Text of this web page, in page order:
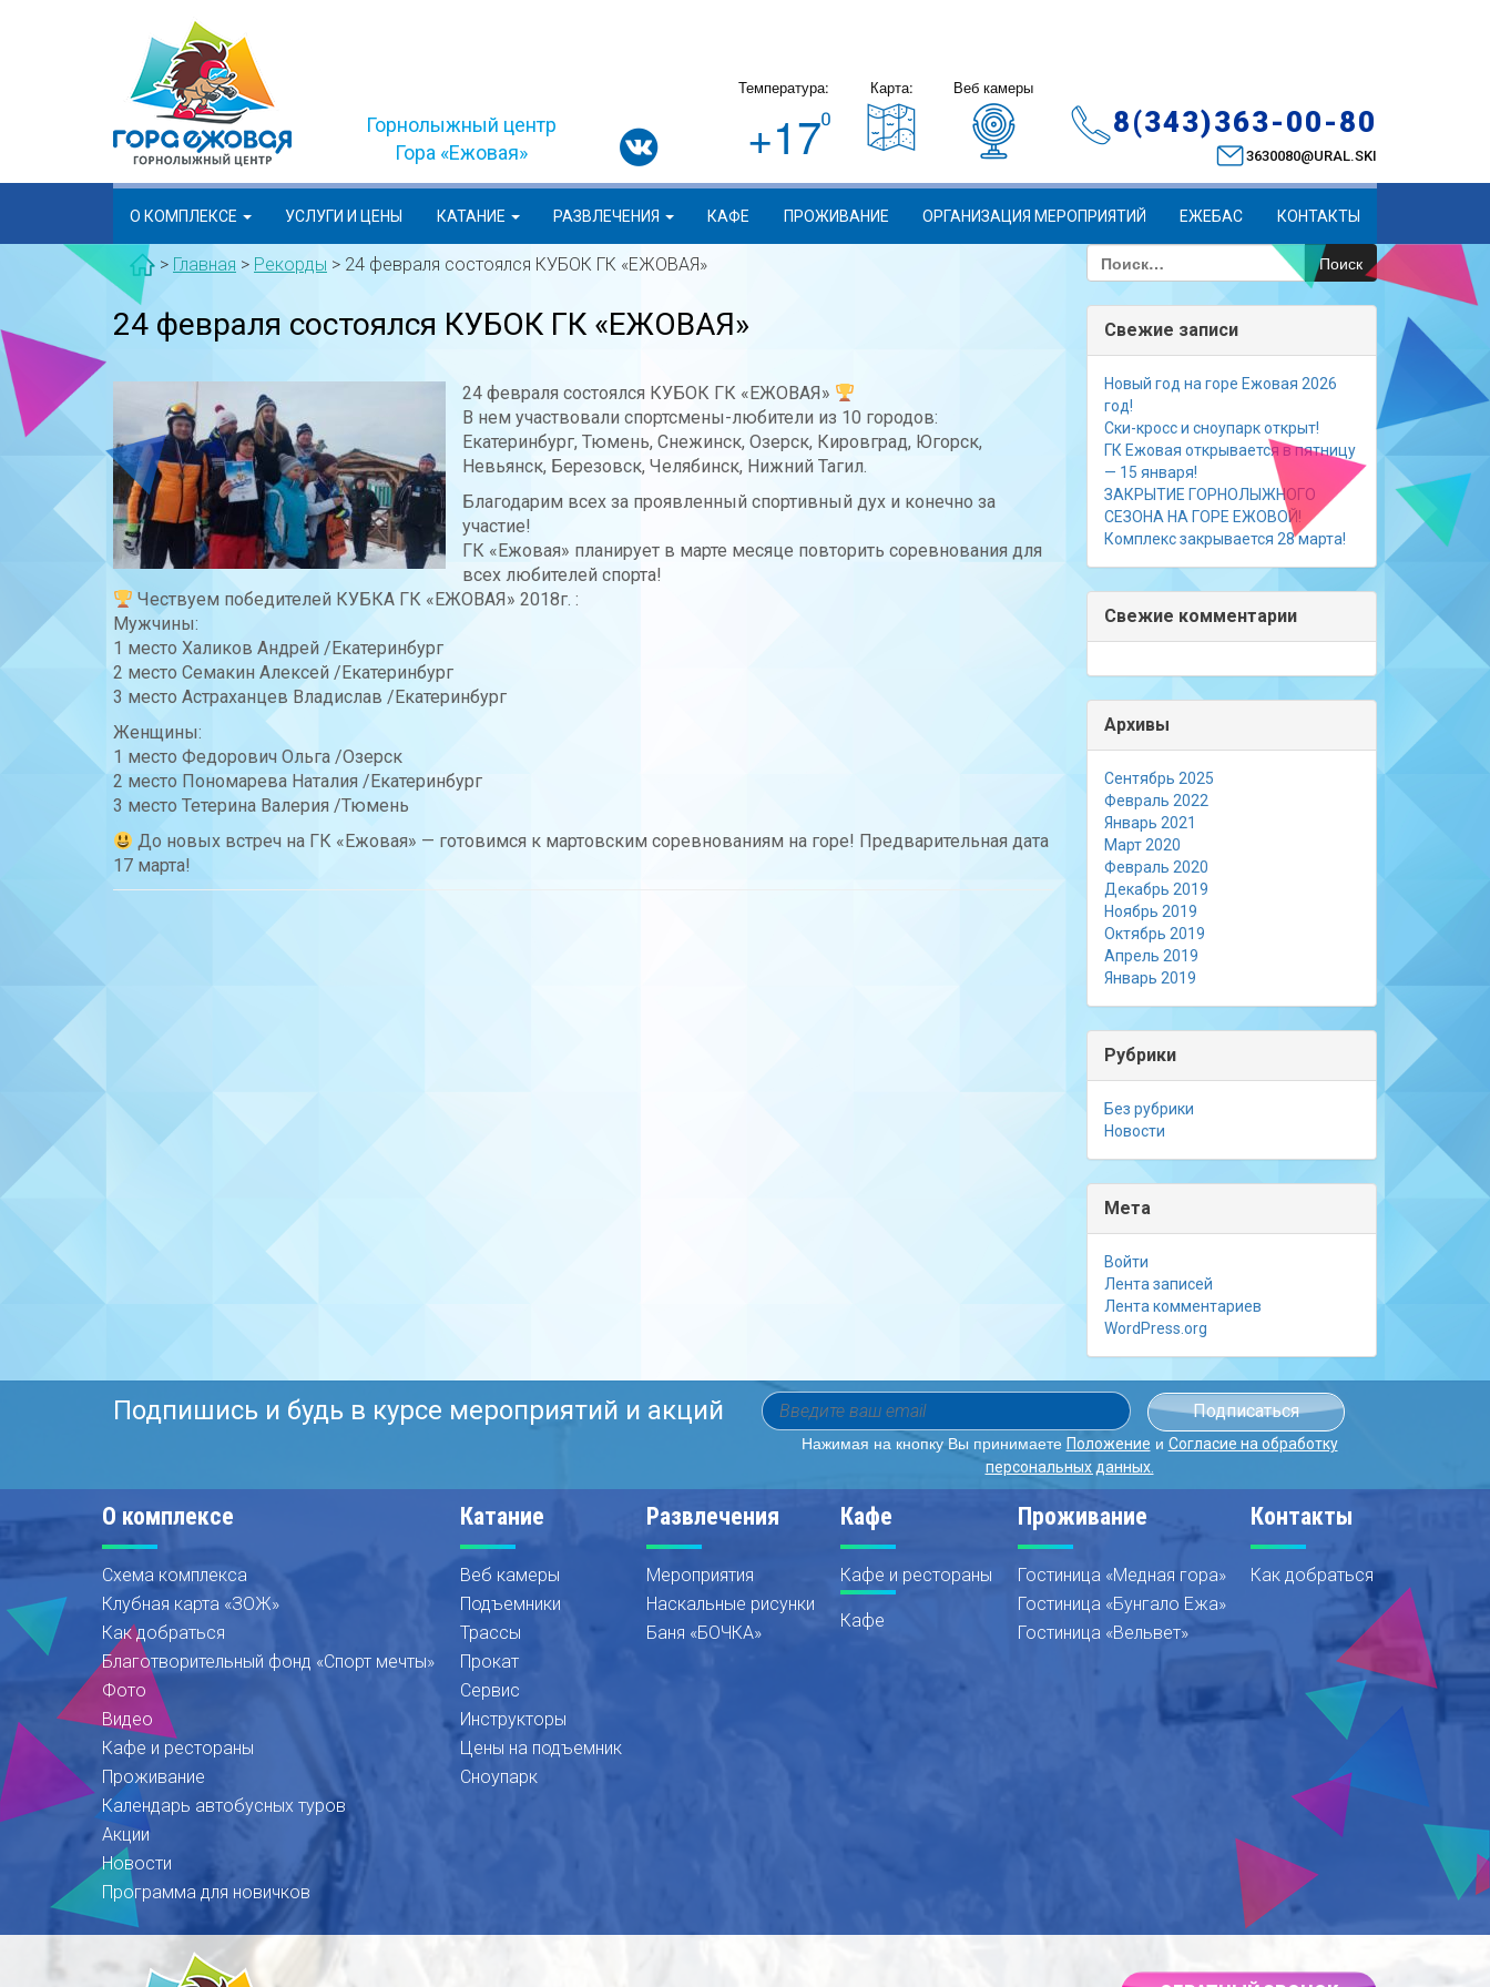
Горнолыжный центр
Гора «Ежовая»
Температура:
+17
Карта: Веб камеры
8(343)363-00-80
3630080@URAL.SKI
О КОМПЛЕКСЕ УСЛУГИ И ЦЕНЫ КАТАНИЕ РАЗВЛЕЧЕНИЯ КАФЕ ПРОЖИВАНИЕ ОРГАНИЗАЦИЯ МЕРОПРИЯТИЙ ЕЖЕБАС КОНТАКТЫ
> Главная > Рекорды > 24 февраля состоялся КУБОК ГК «ЕЖОВАЯ»
24 февраля состоялся КУБОК ГК «ЕЖОВАЯ»
24 февраля состоялся КУБОК ГК «ЕЖОВАЯ»
В нем участвовали спортсмены-любители из 10 городов:
Екатеринбург, Тюмень, Снежинск, Озерск, Кировград, Югорск,
Невьянск, Березовск, Челябинск, Нижний Тагил.
Благодарим всех за проявленный спортивный дух и конечно за
участие!
ГК «Ежовая» планирует в марте месяце повторить соревнования для
всех любителей спорта!
Чествуем победителей КУБКА ГК «ЕЖОВАЯ» 2018г. :
Мужчины:
1 место Халиков Андрей /Екатеринбург
2 место Семакин Алексей /Екатеринбург
3 место Астраханцев Владислав /Екатеринбург
Женщины:
1 место Федорович Ольга /Озерск
2 место Пономарева Наталия /Екатеринбург
3 место Тетерина Валерия /Тюмень
До новых встреч на ГК «Ежовая» — готовимся к мартовским соревнованиям на горе! Предварительная дата
17 марта!
Найти:
Свежие записи
Новый год на горе Ежовая 2026
год!
Ски-кросс и сноупарк открыт!
ГК Ежовая открывается в пятницу
— 15 января!
ЗАКРЫТИЕ ГОРНОЛЫЖНОГО
СЕЗОНА НА ГОРЕ ЕЖОВОЙ!
Комплекс закрывается 28 марта!
Свежие комментарии
Архивы
Сентябрь 2025
Февраль 2022
Январь 2021
Март 2020
Февраль 2020
Декабрь 2019
Ноябрь 2019
Октябрь 2019
Апрель 2019
Январь 2019
Рубрики
Без рубрики
Новости
Мета
Войти
Лента записей
Лента комментариев
WordPress.org
Подпишись и будь в курсе мероприятий и акций
Нажимая на кнопку Вы принимаете Положение и Согласие на обработку
персональных данных.
О комплексе
Схема комплекса
Клубная карта «ЗОЖ»
Как добраться
Благотворительный фонд «Спорт мечты»
Фото
Видео
Кафе и рестораны
Проживание
Календарь автобусных туров
Акции
Новости
Программа для новичков
Катание
Веб камеры
Подъемники
Трассы
Прокат
Сервис
Инструкторы
Цены на подъемник
Сноупарк
Развлечения
Мероприятия
Наскальные рисунки
Баня «БОЧКА»
Кафе
Кафе и рестораны
Кафе
Проживание
Гостиница «Медная гора»
Гостиница «Бунгало Ежа»
Гостиница «Вельвет»
Контакты
Как добраться